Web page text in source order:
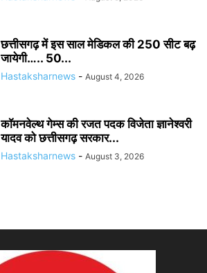
छत्तीसगढ़ में इस साल मेडिकल की 250 सीट बढ़
जायेगी….. 50...
Hastaksharnews - August 4, 2026
कॉमनवेल्थ गेम्स की रजत पदक विजेता ज्ञानेश्वरी
यादव को छत्तीसगढ़ सरकार...
Hastaksharnews - August 3, 2026